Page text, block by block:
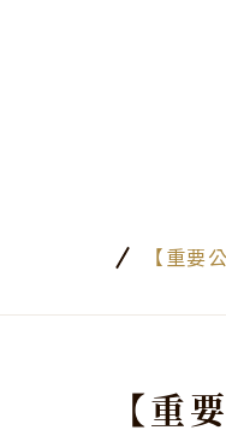
【重要
【重